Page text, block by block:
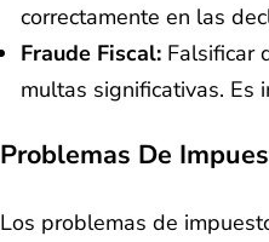
correctamente en las
Fraude Fiscal: Falsificar
multas significativas. Es
Problemas De
Los problemas de